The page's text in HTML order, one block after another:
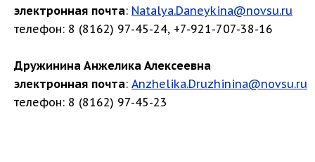
электронная почта: Natalya.Daneykina@novsu.ru
телефон: 8 (8162) 97-45-24, +7-921-707-38-16
Дружинина Анжелика Алексеевна
электронная почта: Anzhelika.Druzhinina@novsu.ru
телефон: 8 (8162) 97-45-23